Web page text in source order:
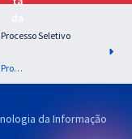
Seletivo
AgSUS - Agência Brasileira de Apoio à Gestão do SUS - Processo Seletivo Simplificado nº 2 - Cargo 16: Assistente de Projeto - Elaboração Contratual
da Informação